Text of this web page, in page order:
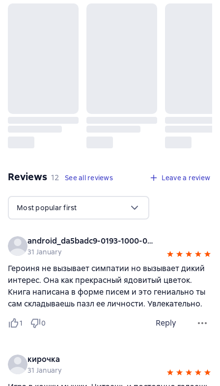
Reviews 12 reviews
12 See all reviews Leave a review
Most popular first
android_da5badc9-0193-1000-0000-000000000000
31 January
Героиня не вызывает симпатии но вызывает дикий
интерес. Она как прекрасный ядовитый цветок.
Книга написана в форме писем и это гениально ты
сам складываешь пазл ее личности. Увлекательно.
1 0 Reply
кирочка
31 January